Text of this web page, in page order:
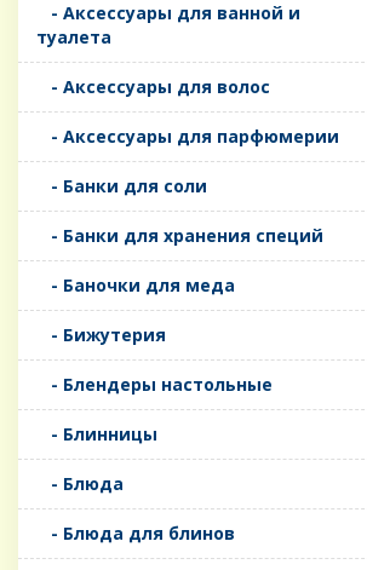
- Аксессуары для ванной и
туалета
- Аксессуары для волос
- Аксессуары для парфюмерии
- Банки для соли
- Банки для хранения специй
- Баночки для меда
- Бижутерия
- Блендеры настольные
- Блинницы
- Блюда
- Блюда для блинов